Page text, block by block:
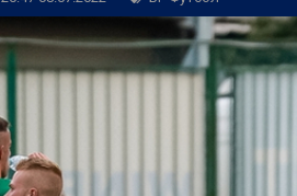
БГ Футбол:НА ЖИВО: Локомотив
НА ЖИВО: Дунав -